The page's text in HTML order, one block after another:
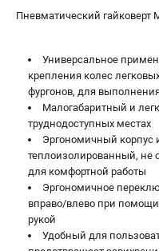
ТЕЛЕФОН
+7
8
Режим
пн-пт
сб - с
вс
+7 (911) 360-
Пневматический гайковерт
Универсальное
крепления колес
фургонов, для
Малогабаритный и
труднодоступных местах
Эргономичный корпус
теплоизолированный, не
для комфортной работы
Эргономичное
вправо/влево при
рукой
Удобный для